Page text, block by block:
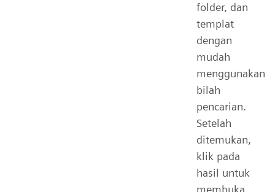
folder, dan
templat
dengan
mudah
menggunakan
bilah
pencarian.
Setelah
ditemukan,
klik pada
hasil untuk